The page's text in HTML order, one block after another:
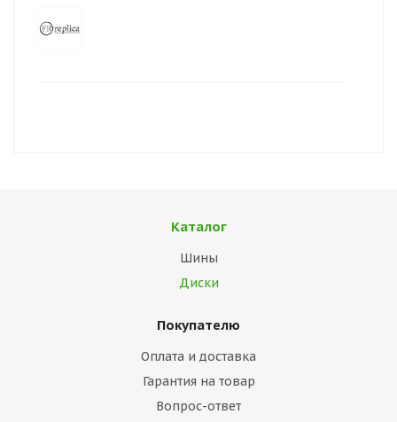
Каталог
Шины
Диски
Покупателю
Оплата и доставка
Гарантия на товар
Вопрос-ответ